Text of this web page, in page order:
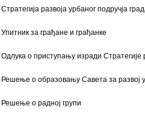
Стратегија развоја урбаног подручја
Упитник за грађане и грађанке
Одлука о приступању изради Стратегије
Решење о образовању Савета за развој
Решење о радној групи